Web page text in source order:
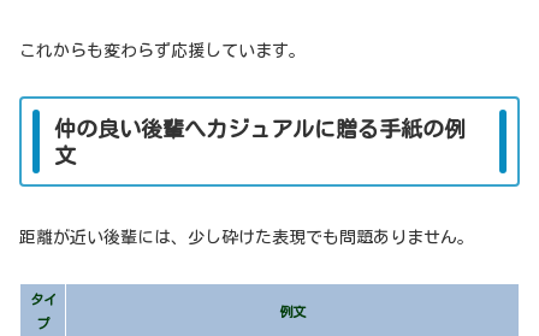
これからも変わらず応援しています。
仲の良い後輩へカジュアルに贈る手紙の例
文
距離が近い後輩には、少し砕けた表現でも問題ありません。
タイ
プ
例文